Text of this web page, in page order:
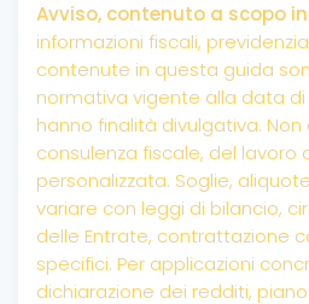
Avviso, contenuto a scopo
informazioni fiscali,
contenute in questa guida
normativa vigente alla data
hanno finalità divulgativa.
consulenza fiscale, del lavoro
personalizzata. Soglie,
variare con leggi di bilancio,
delle Entrate, contrattazione
specifici. Per applicazioni
dichiarazione dei redditi,